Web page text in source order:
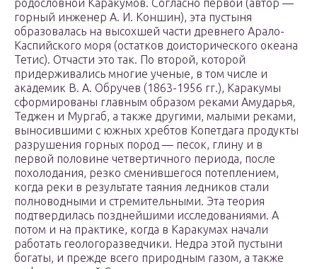
родословной Каракумов. Согласно первой (автор —
горный инженер А. И. Коншин), эта пустыня
образовалась на высохшей части древнего Арало-
Каспийского моря (остатков доисторического океана
Тетис). Отчасти это так. По второй, которой
придерживались многие ученые, в том числе и
академик В. А. Обручев (1863-1956 гг.), Каракумы
сформированы главным образом реками Амударья,
Теджен и Мургаб, а также другими, малыми реками,
выносившими с южных хребтов Копетдага продукты
разрушения горных пород — песок, глину и в
первой половине четвертичного периода, после
похолодания, резко сменившегося потеплением,
когда реки в результате таяния ледников стали
полноводными и стремительными. Эта теория
подтвердилась позднейшими исследованиями. А
потом и на практике, когда в Каракумах начали
работать геологоразведчики. Недра этой пустыни
богаты, и прежде всего природным газом, а также